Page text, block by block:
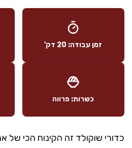
זמן עבודה: 20 דק'
כשרות: פרווה
כדורי שוקולד זה הקינוח הכי של